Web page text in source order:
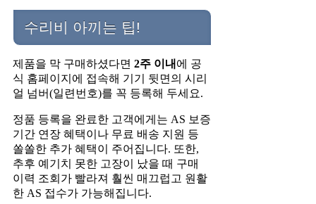
수리비 아끼는 팁!
제품을 막 구매하셨다면 2주 이내 에 공
식 홈페이지에 접속해 기기 뒷면의 시리
얼 넘버(일련번호)를 꼭 등록해 두세요.
정품 등록을 완료한 고객에게는 AS 보증
기간 연장 혜택이나 무료 배송 지원 등
쏠쏠한 추가 혜택이 주어집니다. 또한,
추후 예기치 못한 고장이 났을 때 구매
이력 조회가 빨라져 훨씬 매끄럽고 원활
한 AS 접수가 가능해집니다.